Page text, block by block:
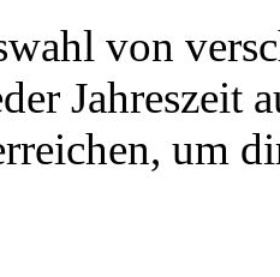
von
Jahreszeit
um